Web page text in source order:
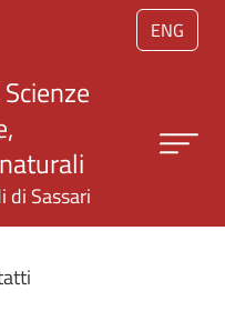
al contenuto principale
ENG
di Sassari